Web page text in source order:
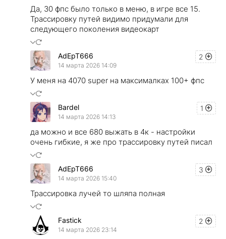
Да, 30 фпс было только в меню, в игре все 15.
Трассировку путей видимо придумали для
следующего поколения видеокарт
2
AdEpT666
14 марта 2026 14:09
У меня на 4070 super на максималках 100+ фпс
1
Bardel
14 марта 2026 14:13
да можно и все 680 выжать в 4к - настройки
очень гибкие, я же про трассировку путей писал
3
AdEpT666
14 марта 2026 15:40
Трассировка лучей то шляпа полная
2
Fastick
14 марта 2026 23:14